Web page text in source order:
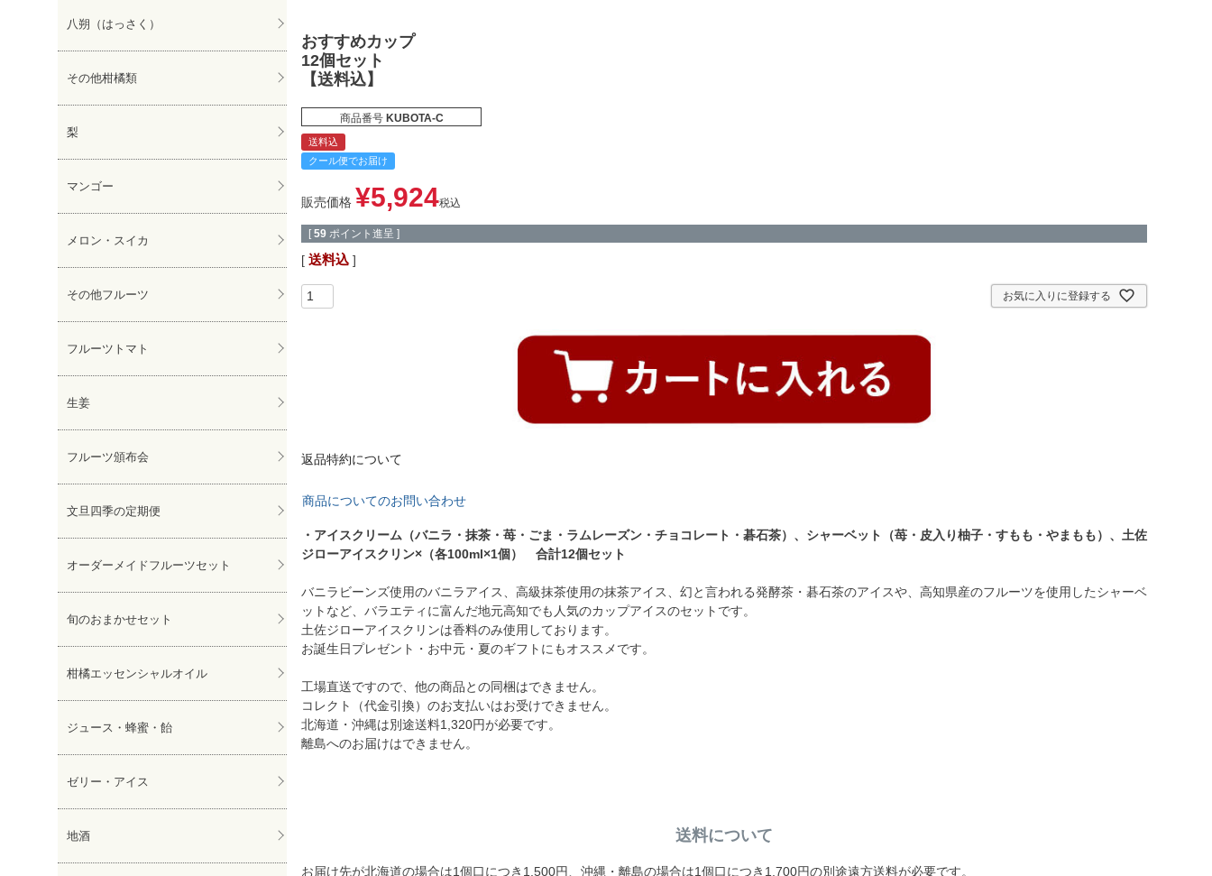
八朔（はっさく）
その他柑橘類
梨
マンゴー
メロン・スイカ
その他フルーツ
フルーツトマト
生姜
フルーツ頒布会
文旦四季の定期便
オーダーメイドフルーツセット
旬のおまかせセット
柑橘エッセンシャルオイル
ジュース・蜂蜜・飴
ゼリー・アイス
地酒
おすすめカップ
12個セット
【送料込】
商品番号 KUBOTA-C
送料込
クール便でお届け
販売価格 ¥5,924税込
[ 59 ポイント進呈 ]
送料込
お気に入りに登録する
返品特約について
商品についてのお問い合わせ
・アイスクリーム（バニラ・抹茶・苺・ごま・ラムレーズン・チョコレート・碁石茶）、シャーベット（苺・皮入り柚子・すもも・やまもも）、土佐
ジローアイスクリン×（各100ml×1個） 合計12個セット
バニラビーンズ使用のバニラアイス、高級抹茶使用の抹茶アイス、幻と言われる発酵茶・碁石茶のアイスや、高知県産のフルーツを使用したシャーベ
ットなど、バラエティに富んだ地元高知でも人気のカップアイスのセットです。
土佐ジローアイスクリンは香料のみ使用しております。
お誕生日プレゼント・お中元・夏のギフトにもオススメです。
工場直送ですので、他の商品との同梱はできません。
コレクト（代金引換）のお支払いはお受けできません。
北海道・沖縄は別途送料1,320円が必要です。
離島へのお届けはできません。
送料について
お届け先が北海道の場合は1個口につき1,500円、沖縄・離島の場合は1個口につき1,700円の別途遠方送料が必要です。